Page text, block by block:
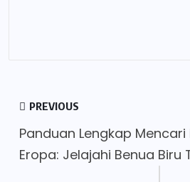
PREVIOUS
Panduan Lengkap
Eropa: Jelajahi Benua Biru